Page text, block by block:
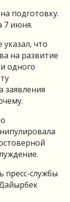
подготовку.
7 июня.
что
на развитие
одного
пресс-службы